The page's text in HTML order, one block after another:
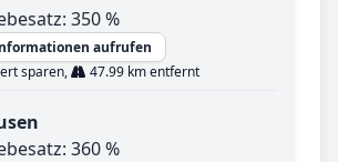
350 %
aufrufen
sparen,
47.99 km entfernt
360 %